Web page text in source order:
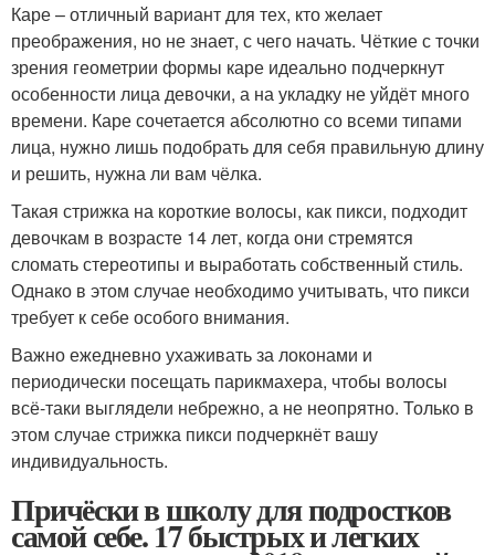
Каре – отличный вариант для тех, кто желает
преображения, но не знает, с чего начать. Чёткие с точки
зрения геометрии формы каре идеально подчеркнут
особенности лица девочки, а на укладку не уйдёт много
времени. Каре сочетается абсолютно со всеми типами
лица, нужно лишь подобрать для себя правильную длину
и решить, нужна ли вам чёлка.
Такая стрижка на короткие волосы, как пикси, подходит
девочкам в возрасте 14 лет, когда они стремятся
сломать стереотипы и выработать собственный стиль.
Однако в этом случае необходимо учитывать, что пикси
требует к себе особого внимания.
Важно ежедневно ухаживать за локонами и
периодически посещать парикмахера, чтобы волосы
всё-таки выглядели небрежно, а не неопрятно. Только в
этом случае стрижка пикси подчеркнёт вашу
индивидуальность.
Причёски в школу для подростков
самой себе. 17 быстрых и легких